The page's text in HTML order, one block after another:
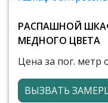
РАСПАШНОЙ
МЕДНОГО ЦВЕТА
Цена за пог. метр
ВЫЗВАТЬ